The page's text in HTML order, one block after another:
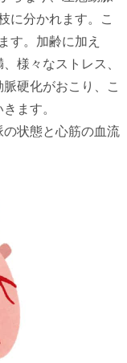
に分かれます。こ
す。加齢に加え
様々なストレス、
硬化がおこり、こ
ます。
状態と心筋の血流